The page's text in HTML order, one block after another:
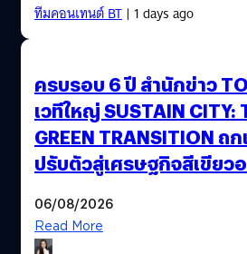
ทีมคอนเทนต์ BT| 1 days ago
ครบรอบ 6 ปี สำนักข่าว
เวทีใหญ่ SUSTAIN CITY:
GREEN TRANSITION ถ
ปรับตัวสู่เศรษฐกิจสีเขียว
06/08/2026
Read More